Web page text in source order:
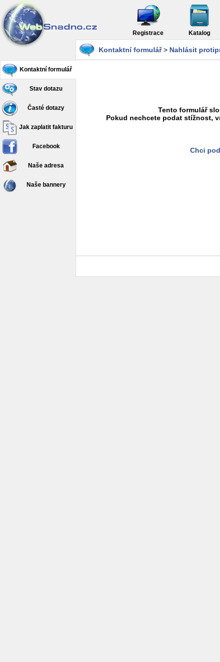
Registrace Katalog
Kontaktní formulář
Stav dotazu
Časté dotazy
Jak zaplatit fakturu
Facebook
Naše adresa
Naše bannery
Kontaktní formulář> Nahlásit
Tento formulář
Pokud nechcete podat stížnost,
Chci